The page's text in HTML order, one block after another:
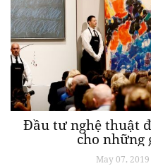
Đầu tư nghệ thuật
cho
May 07, 2019